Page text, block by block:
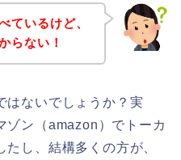
ているけど、
らない！
はないでしょうか？実
ゾン（amazon）でトーカ
し、結構多くの方が、